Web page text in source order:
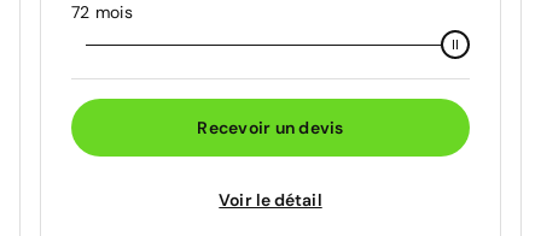
72 mois
Recevoir un devis
Voir le détail